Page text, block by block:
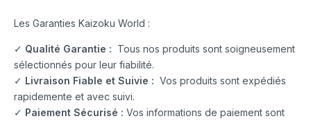
Les Garanties Kaizoku World :
✓ Qualité Garantie : Tous nos produits sont soigneusement
sélectionnés pour leur fiabilité.
✓ Livraison Fiable et Suivie : Vos produits sont expédiés
rapidemente et avec suivi.
✓ Paiement Sécurisé : Vos informations de paiement sont